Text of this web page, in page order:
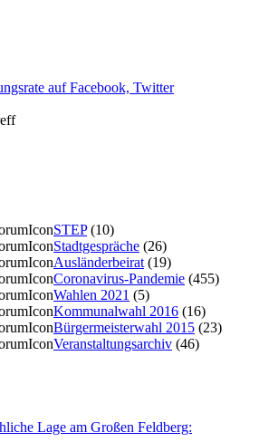
auf Facebook, Twitter
STEP(10)
Stadtgespräche (26)
Ausländerbeirat (19)
Coronavirus-Pandemie (455)
Wahlen 2021 (5)
Kommunalwahl 2016 (16)
Bürgermeisterwahl 2015 (23)
Veranstaltungsarchiv (46)
Lage am Großen Feldberg: